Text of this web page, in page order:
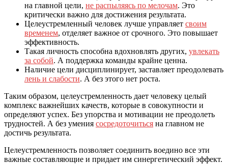
на главной цели, не распыляясь по мелочам. Это
критически важно для достижения результата.
Целеустремленный человек лучше управляет своим
временем, отделяет важное от срочного. Это повышает
эффективность.
Такая личность способна вдохновлять других, увлекать
за собой. А поддержка команды крайне ценна.
Наличие цели дисциплинирует, заставляет преодолевать
лень и слабости. А без этого нет роста.
Таким образом, целеустремленность дает человеку целый
комплекс важнейших качеств, которые в совокупности и
определяют успех. Без упорства и мотивации не преодолеть
трудностей. А без умения сосредоточиться на главном не
достичь результата.
Целеустремленность позволяет соединить воедино все эти
важные составляющие и придает им синергетический эффект.